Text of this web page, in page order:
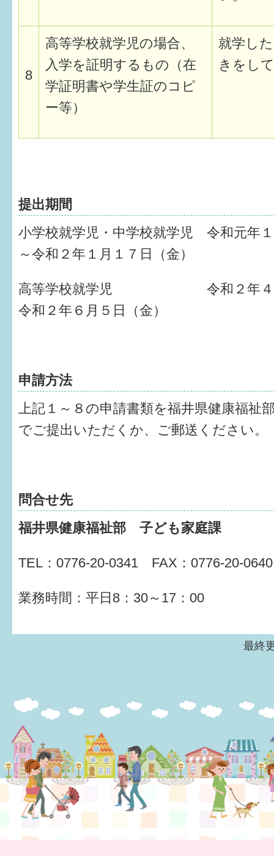
8
高等学校就学児の場合、
入学を証明するもの（在
学証明書や学生証のコピ
ー等）
就学し
きをし
提出期間
小学校就学児・中学校就学児 令和元年
～令和２年１月１７日（金）
高等学校就学児 令和２年４月
令和２年６月５日（金）
申請方法
上記１～８の申請書類を福井県健康福祉
でご提出いただくか、ご郵送ください。
問合せ先
福井県健康福祉部 子ども家庭課
TEL：0776-20-0341 FAX：0776-20-
業務時間：平日8：30～17：00
最終